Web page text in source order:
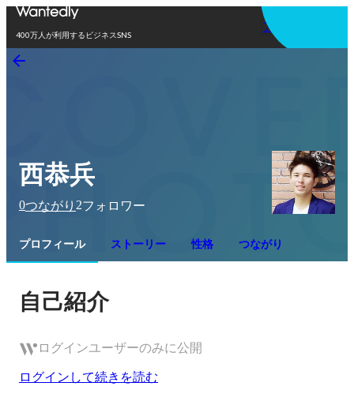
400万人が利用するビジネスSNS
アプリを使う
西恭兵
0つながり 2フォロワー
プロフィール ストーリー 性格 つながり
自己紹介
ログインユーザーのみに公開
ログインして続きを読む